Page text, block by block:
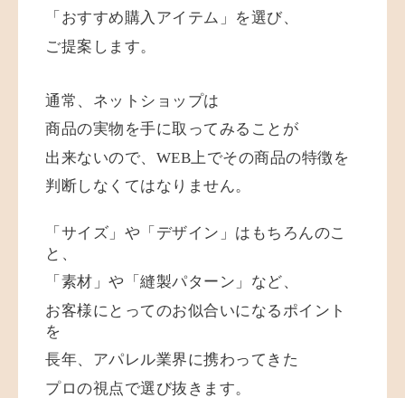
「おすすめ購入アイテム」を選び、
ご提案します。
通常、ネットショップは
商品の実物を手に取ってみることが
出来ないので、WEB上でその商品の特徴を
判断しなくてはなりません。
「サイズ」や「デザイン」はもちろんのこ
と、
「素材」や「縫製パターン」など、
お客様にとってのお似合いになるポイント
を
長年、アパレル業界に携わってきた
プロの視点で選び抜きます。